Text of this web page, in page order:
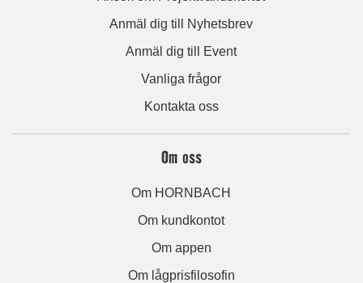
Anmäl dig till Nyhetsbrev
Anmäl dig till Event
Vanliga frågor
Kontakta oss
Om oss
Om HORNBACH
Om kundkontot
Om appen
Om lågprisfilosofin